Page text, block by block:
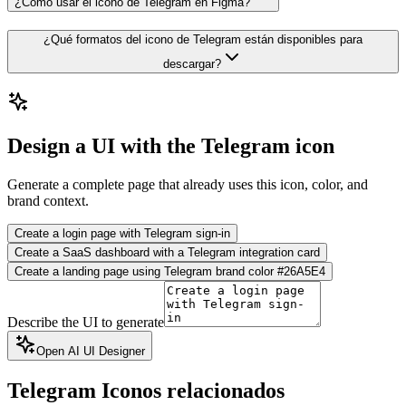
¿Qué formatos del icono de Telegram están disponibles para
descargar?
Design a UI with the Telegram icon
Generate a complete page that already uses this icon, color, and
brand context.
Create a login page with Telegram sign-in
Create a SaaS dashboard with a Telegram integration card
Create a landing page using Telegram brand color #26A5E4
Describe the UI to generate
Open AI UI Designer
Telegram Iconos relacionados